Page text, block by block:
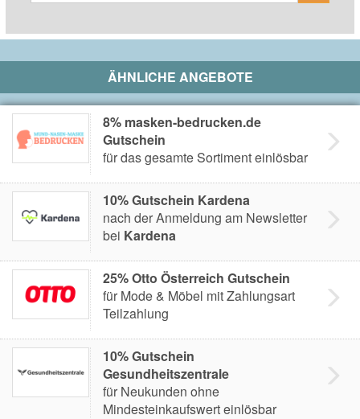
ÄHNLICHE ANGEBOTE
8% masken-bedrucken.de
Gutschein
für das gesamte Sortiment einlösbar
10% Gutschein Kardena
nach der Anmeldung am Newsletter
bei Kardena
25% Otto Österreich Gutschein
für Mode & Möbel mit Zahlungsart
Teilzahlung
10% Gutschein
Gesundheitszentrale
für Neukunden ohne
Mindesteinkaufswert einlösbar